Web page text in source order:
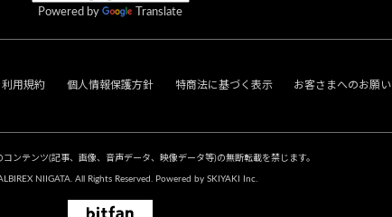
Powered by Translate
利用規約 個人情報保護方針 特商法に基づく表示 お客さまへのお願い
コンテンツ(記事、画像、音声データ、映像データ等)の無断転載を禁じます。
NIIGATA. All Rights Reserved. Powered by SKIYAKI Inc.